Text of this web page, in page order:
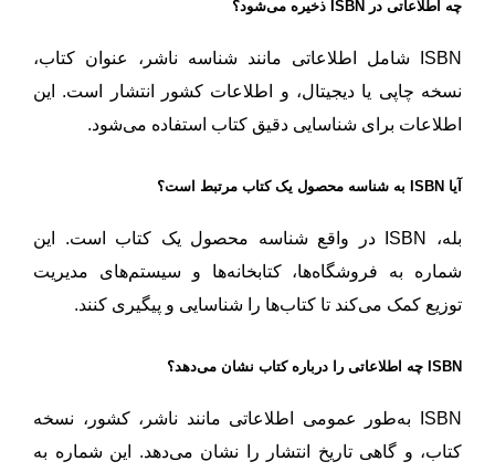
چه اطلاعاتی در ISBN ذخیره می‌شود؟
ISBN شامل اطلاعاتی مانند شناسه ناشر، عنوان کتاب،
نسخه چاپی یا دیجیتال، و اطلاعات کشور انتشار است. این
اطلاعات برای شناسایی دقیق کتاب استفاده می‌شود.
آیا ISBN به شناسه محصول یک کتاب مرتبط است؟
بله، ISBN در واقع شناسه محصول یک کتاب است. این
شماره به فروشگاه‌ها، کتابخانه‌ها و سیستم‌های مدیریت
توزیع کمک می‌کند تا کتاب‌ها را شناسایی و پیگیری کنند.
ISBN چه اطلاعاتی را درباره کتاب نشان می‌دهد؟
ISBN به‌طور عمومی اطلاعاتی مانند ناشر، کشور، نسخه
کتاب، و گاهی تاریخ انتشار را نشان می‌دهد. این شماره به